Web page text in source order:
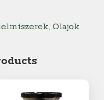
, Olajok